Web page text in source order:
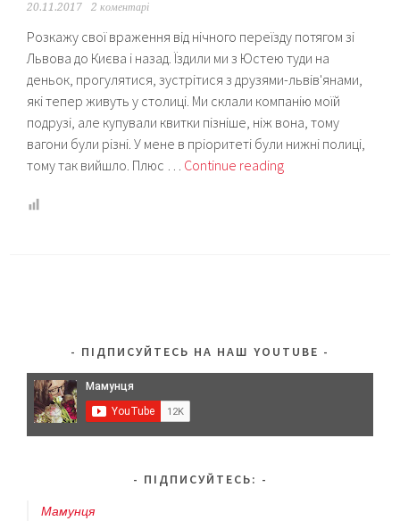
20.11.2017 2 коментарі
Розкажу свої враження від нічного переїзду потягом зі
Львова до Києва і назад. Їздили ми з Юстею туди на
деньок, прогулятися, зустрітися з друзями-львів'янами,
які тепер живуть у столиці. Ми склали компанію моїй
подрузі, але купували квитки пізніше, ніж вона, тому
вагони були різні. У мене в пріоритеті були нижні полиці,
тому так вийшло. Плюс … Continue readingЮстя
потягом
до
ПІДПИСУЙТЕСЬ НА НАШ YOUTUBE
ПІДПИСУЙТЕСЬ:
Мамунця